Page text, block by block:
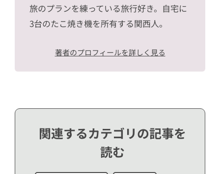
旅のプランを練っている旅行好き。自宅に
3台のたこ焼き機を所有する関西人。
著者のプロフィールを詳しく見る
関連するカテゴリの記事を
読む